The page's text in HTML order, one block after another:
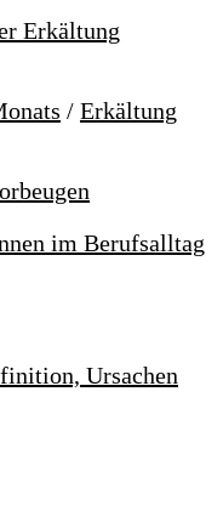
/ Erkältung
Ursachen